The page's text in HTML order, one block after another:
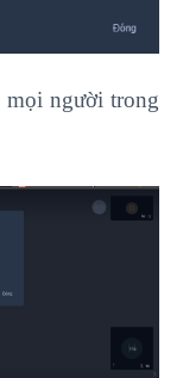
mọi người trong